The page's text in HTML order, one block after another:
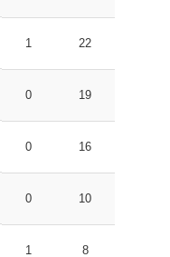
1 22
0 19
0 16
0 10
1 8